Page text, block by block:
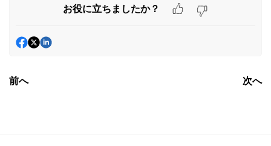
お役に立ちましたか？
前へ 次へ